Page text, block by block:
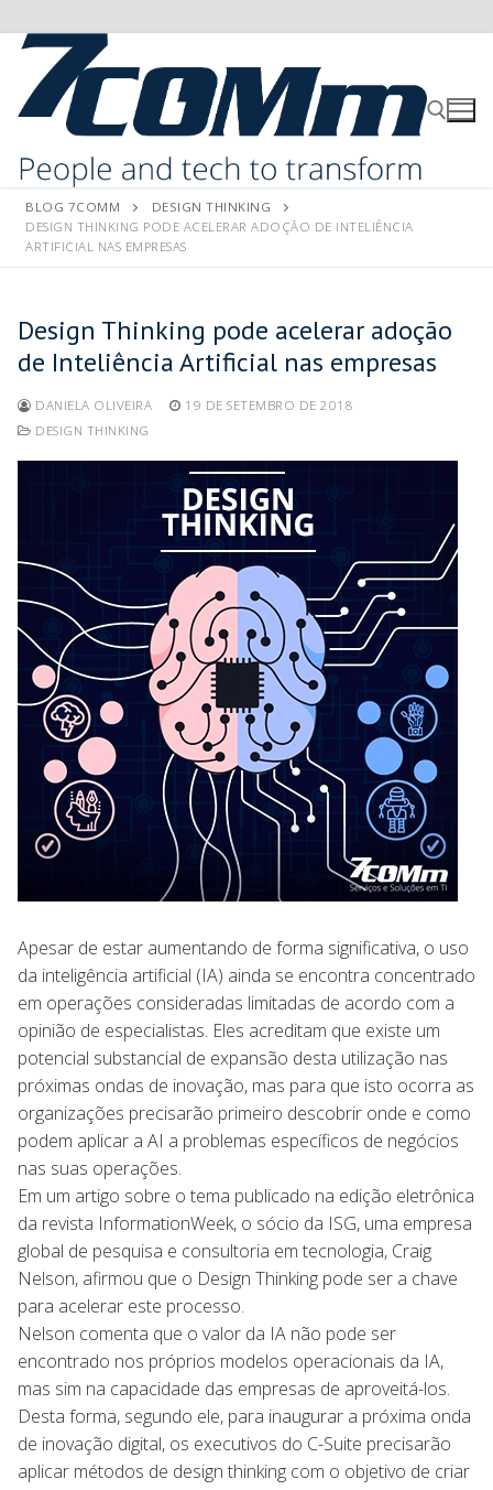
BLOG 7COMM
DESIGN THINKING
DESIGN THINKING PODE ACELERAR ADOÇÃO DE INTELIÊNCIA
ARTIFICIAL NAS EMPRESAS
Design Thinking pode acelerar adoção
de Inteliência Artificial nas empresas
DANIELA OLIVEIRA
19 DE SETEMBRO DE 2018
DESIGN THINKING
Apesar de estar aumentando de forma significativa, o uso
da inteligência artificial (IA) ainda se encontra concentrado
em operações consideradas limitadas de acordo com a
opinião de especialistas. Eles acreditam que existe um
potencial substancial de expansão desta utilização nas
próximas ondas de inovação, mas para que isto ocorra as
organizações precisarão primeiro descobrir onde e como
podem aplicar a AI a problemas específicos de negócios
nas suas operações.
Em um artigo sobre o tema publicado na edição eletrônica
da revista InformationWeek, o sócio da ISG, uma empresa
global de pesquisa e consultoria em tecnologia, Craig
Nelson, afirmou que o Design Thinking pode ser a chave
para acelerar este processo.
Nelson comenta que o valor da IA não pode ser
encontrado nos próprios modelos operacionais da IA,
mas sim na capacidade das empresas de aproveitá-los.
Desta forma, segundo ele, para inaugurar a próxima onda
de inovação digital, os executivos do C-Suite precisarão
aplicar métodos de design thinking com o objetivo de criar